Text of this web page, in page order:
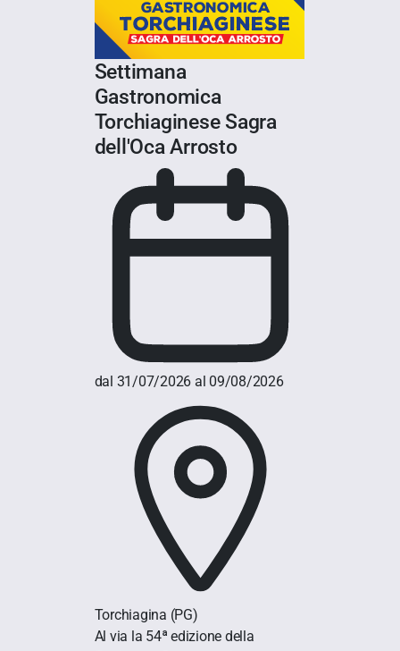
Settimana
Gastronomica
Torchiaginese Sagra
dell'Oca Arrosto
dal 31/07/2026 al 09/08/2026
Torchiagina (PG)
Al via la 54ª edizione della